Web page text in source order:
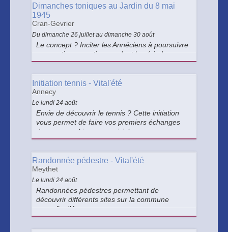
Dimanches toniques au Jardin du 8 mai
1945
Cran-Gevrier
Du dimanche 26 juillet au dimanche 30 août
Le concept ? Inciter les Annéciens à poursuivre
une pratique sportive pendant la période
estivale grâce à des rendez-vous sportifs
ville. Une occasion conviviale de bouger et de
prendre soin de sa santé.
Initiation tennis - Vital'été
Annecy
Le lundi 24 août
Envie de découvrir le tennis ? Cette initiation
vous permet de faire vos premiers échanges
dans une ambiance conviviale.
Randonnée pédestre - Vital'été
Meythet
Le lundi 24 août
Randonnées pédestres permettant de
découvrir différents sites sur la commune
nouvelle d’Annecy.